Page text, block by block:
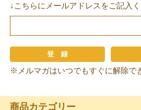
↓こちらにメールアドレスをご記入く
※メルマガはいつでもすぐに解除で
商品カテゴリー